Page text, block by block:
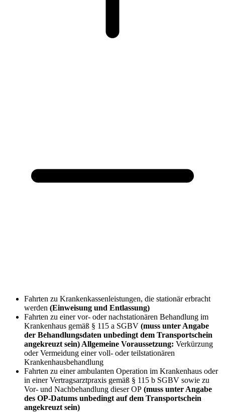
Fahrten zu Krankenkassenleistungen, die stationär erbracht
werden (Einweisung und Entlassung)
Fahrten zu einer vor- oder nachstationären Behandlung im
Krankenhaus gemäß § 115 a SGBV (muss unter Angabe
der Behandlungsdaten unbedingt dem Transportschein
angekreuzt sein) Allgemeine Voraussetzung: Verkürzung
oder Vermeidung einer voll- oder teilstationären
Krankenhausbehandlung
Fahrten zu einer ambulanten Operation im Krankenhaus oder
in einer Vertragsarztpraxis gemäß § 115 b SGBV sowie zu
Vor- und Nachbehandlung dieser OP (muss unter Angabe
des OP-Datums unbedingt auf dem Transportschein
angekreuzt sein)